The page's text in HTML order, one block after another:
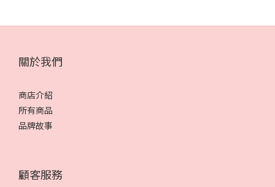
關於我們
商店介紹
所有商品
品牌故事
顧客服務